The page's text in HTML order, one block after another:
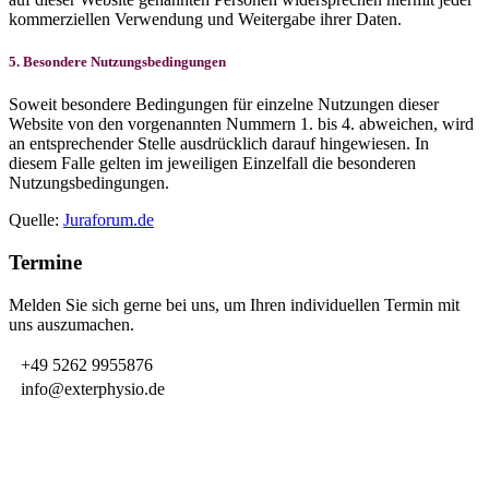
kommerziellen Verwendung und Weitergabe ihrer Daten.
5. Besondere Nutzungsbedingungen
Soweit besondere Bedingungen für einzelne Nutzungen dieser
Website von den vorgenannten Nummern 1. bis 4. abweichen, wird
an entsprechender Stelle ausdrücklich darauf hingewiesen. In
diesem Falle gelten im jeweiligen Einzelfall die besonderen
Nutzungsbedingungen.
Quelle: Juraforum.de
Termine
Melden Sie sich gerne bei uns, um Ihren individuellen Termin mit
uns auszumachen.
+49 5262 9955876
info@exterphysio.de